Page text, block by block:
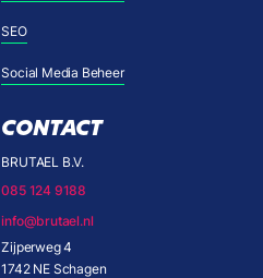
SEO
Social Media Beheer
CONTACT
BRUTAEL B.V.
085 124 9188
info@brutael.nl
Zijperweg 4
1742 NE Schagen